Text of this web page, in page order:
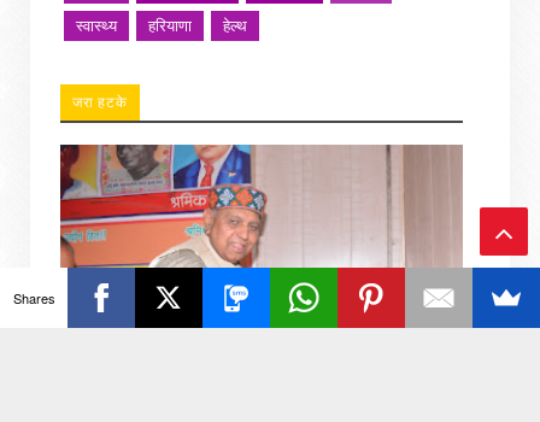
स्वास्थ्य
हरियाणा हेल्थ
जरा हटके
Ba
ck
Shares